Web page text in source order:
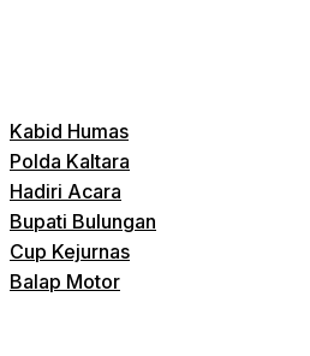
Kabid Humas
Polda Kaltara
Hadiri Acara
Bupati Bulungan
Cup Kejurnas
Balap Motor